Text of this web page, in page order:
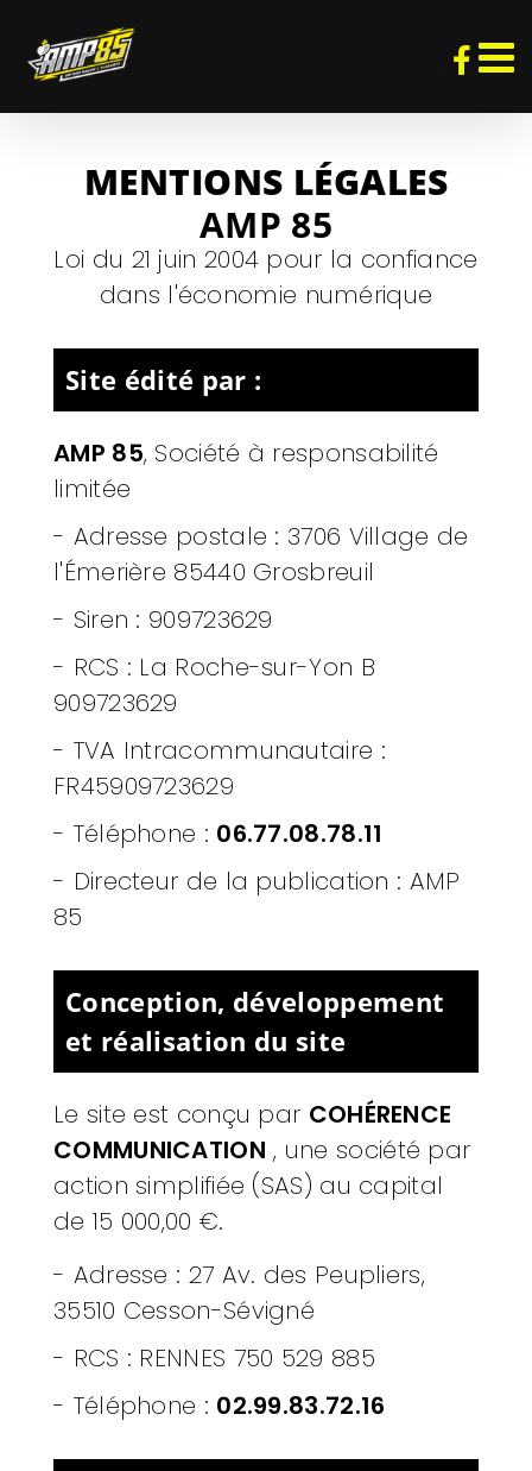
au
contenu
MENTIONS LÉGALES
AMP 85
Loi du 21 juin 2004 pour la confiance
dans l'économie numérique
Site édité par :
AMP 85, Société à responsabilité
limitée
- Adresse postale : 3706 Village de
l'Émerière 85440 Grosbreuil
- Siren : 909723629
- RCS : La Roche-sur-Yon B
909723629
- TVA Intracommunautaire :
FR45909723629
- Téléphone : 06.77.08.78.11
- Directeur de la publication : AMP
85
Conception, développement
et réalisation du site
Le site est conçu par COHÉRENCE
COMMUNICATION , une société par
action simplifiée (SAS) au capital
de 15 000,00 €.
- Adresse : 27 Av. des Peupliers,
35510 Cesson-Sévigné
- RCS : RENNES 750 529 885
- Téléphone : 02.99.83.72.16